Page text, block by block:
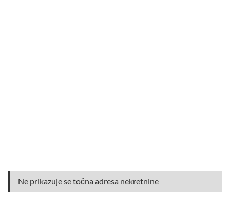
Ne prikazuje se točna adresa nekretnine